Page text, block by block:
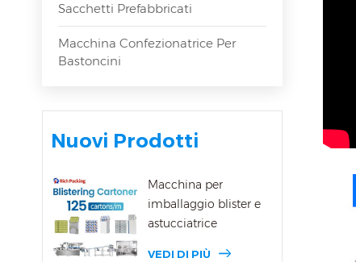
Sacchetti Prefabbricati
Macchina Confezionatrice Per
Bastoncini
Nuovi Prodotti
Macchina per
imballaggio blister e
astucciatrice
VEDI DI PIÙ